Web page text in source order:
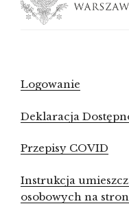
Logowanie
Deklaracja
Przepisy COVID
Instrukcja
osobowych na